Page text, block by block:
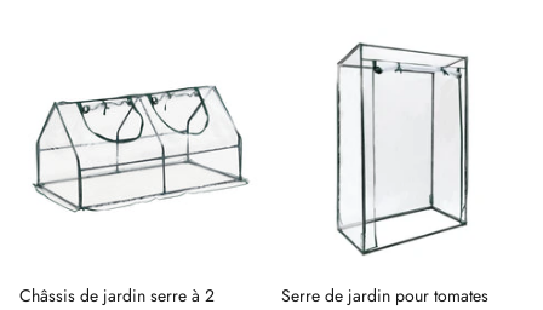
Châssis de jardin serre à 2
Serre de jardin pour tomates